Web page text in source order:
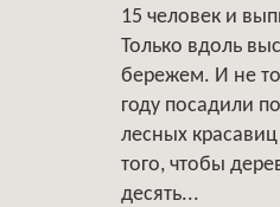
15 человек и
Только вдоль
бережем. И не
году посадили
лесных
того, чтобы
десять...